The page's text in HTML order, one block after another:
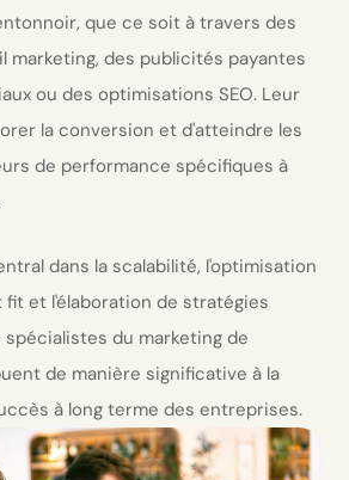
que ce soit à travers des
marketing, des publicités payantes
ou des optimisations SEO. Leur
la conversion et d'atteindre les
de performance spécifiques à
dans la scalabilité, l'optimisation
et l'élaboration de stratégies
spécialistes du marketing de
de manière significative à la
à long terme des entreprises.